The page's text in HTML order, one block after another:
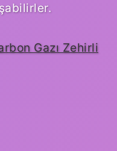
Gazı Zehirli